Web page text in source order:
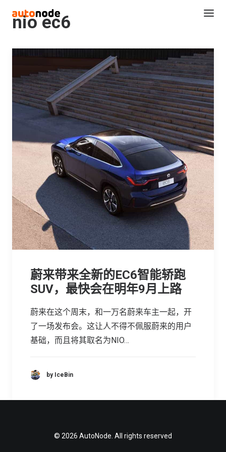
Search
nio ec6
蔚来带来全新的EC6智能轿跑
SUV，最快会在明年9月上路
蔚来在这个周末，和一万名蔚来车主一起，开
了一场发布会。这让人不得不佩服蔚来的用户
基础，而且将其取名为NIO…
by IceBin
© 2026 AutoNode. All rights reserved